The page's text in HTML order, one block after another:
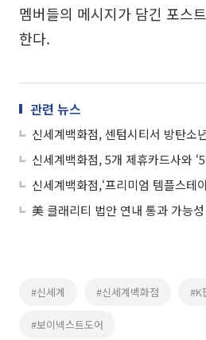
멤버들의 메시지가 담긴 포스
한다.
관련 뉴스
신세계백화점, 센텀시티서 방탄소
신세계백화점, 5개 제휴카드사와
#신세계 #신세계백화점 #K
#보이넥스트도어